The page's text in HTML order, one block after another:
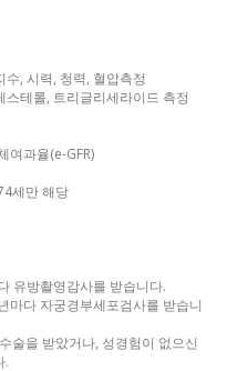
, 시력, 청력, 혈압측정
테롤, 트리글리세라이드 측정
여과율(e-GFR)
세만 해당
유방촬영감사를 받습니다.
마다 자궁경부세포검사를 받습니
술을 받았거나, 성경험이 없으신
.